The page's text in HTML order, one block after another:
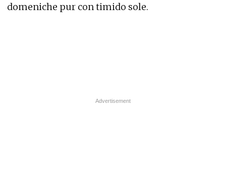
domeniche pur con timido sole.